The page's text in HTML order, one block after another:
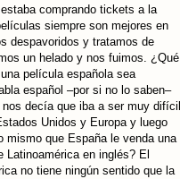
comprando tickets a la
siempre son mejores en
despavoridos y tratamos de
un helado y nos fuimos. ¿Qué
película española sea
español –por si no lo saben–
decía que iba a ser muy difícil
Unidos y Europa y luego
mismo que España le venda una
en inglés? El
no tiene ningún sentido que la